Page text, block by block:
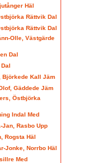
Häl
Rättvik Dal
Rättvik Dal
Olle, Västgärde
Dal
Björkede Kall Jäm
Gäddede Jäm
Östbjörka
Indal Med
Rasbo Upp
Rogsta Häl
Jonke, Norrbo Häl
Med